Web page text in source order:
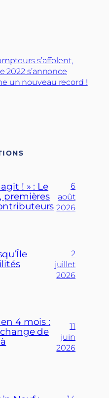
s’affolent,
2022 s’annonce
un nouveau record !
! » : Le
premières
6
août
2026
2
juillet
2026
4 mois :
change de
11
juin
2026